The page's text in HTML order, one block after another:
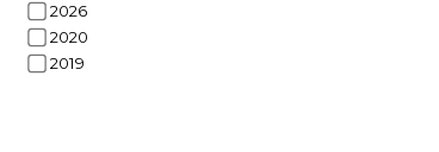
2026
2020
2019